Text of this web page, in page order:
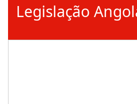
Legislação